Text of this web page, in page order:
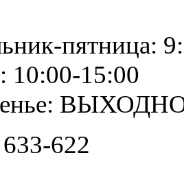
пятница:
10:00-15:00
622